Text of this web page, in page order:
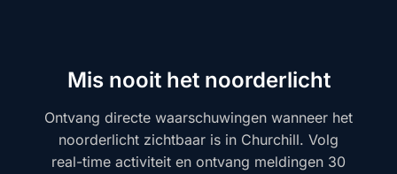
Mis nooit het noorderlicht
Ontvang directe waarschuwingen wanneer het
noorderlicht zichtbaar is in Churchill. Volg
real-time activiteit en ontvang meldingen 30